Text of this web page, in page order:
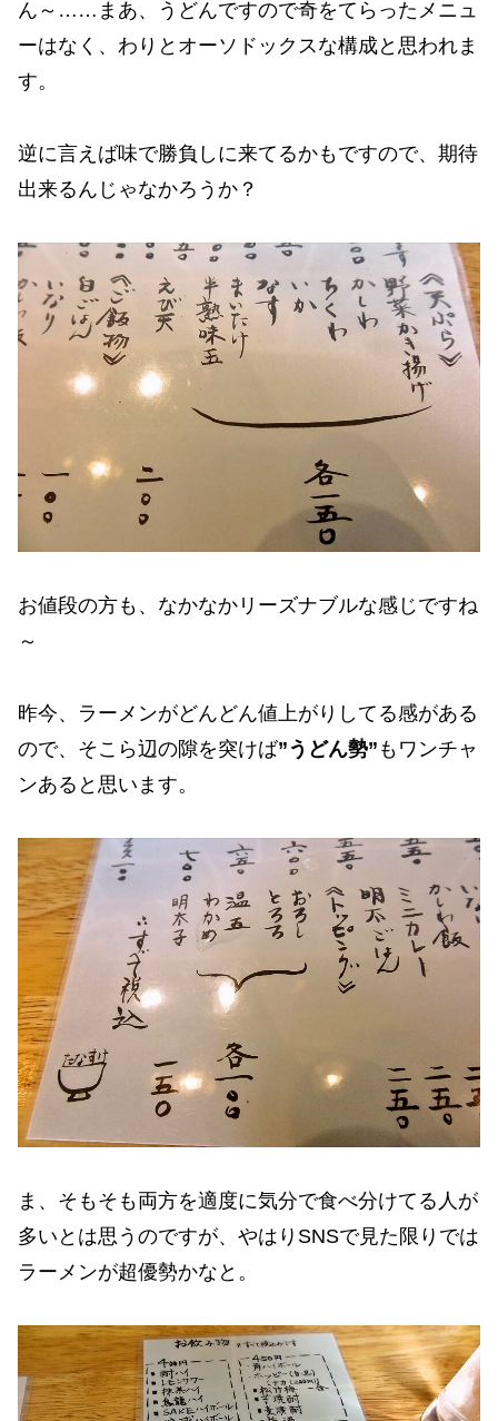
ん～……まあ、うどんですので奇をてらったメニュ
ーはなく、わりとオーソドックスな構成と思われま
す。
逆に言えば味で勝負しに来てるかもですので、期待
出来るんじゃなかろうか？
お値段の方も、なかなかリーズナブルな感じですね
～
昨今、ラーメンがどんどん値上がりしてる感がある
ので、そこら辺の隙を突けば”うどん勢” もワンチャ
ンあると思います。
ま、そもそも両方を適度に気分で食べ分けてる人が
多いとは思うのですが、やはりSNSで見た限りでは
ラーメンが超優勢かなと。